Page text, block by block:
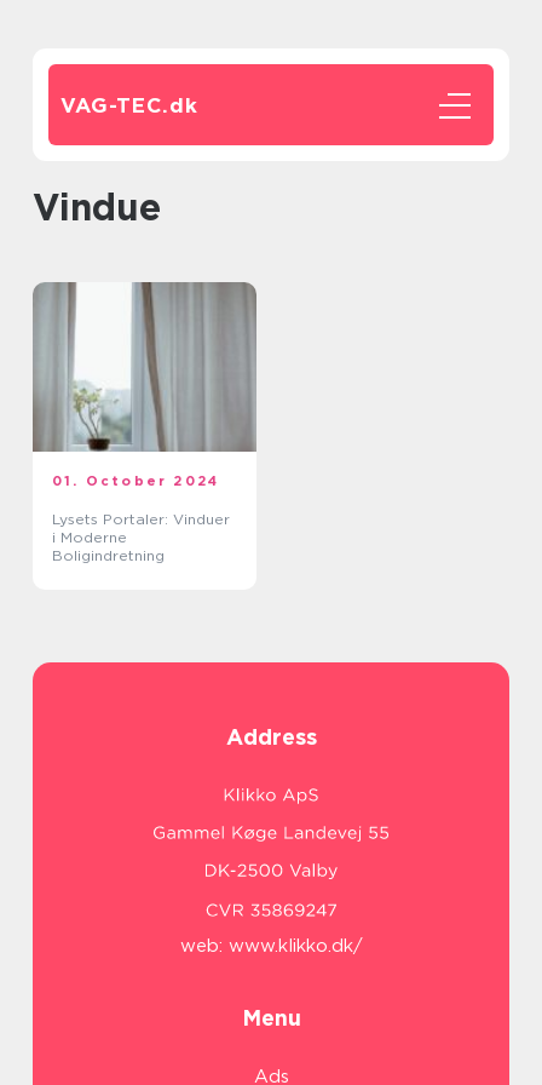
VAG-TEC.dk
Vindue
01. October 2024
Lysets Portaler: Vinduer
i Moderne
Boligindretning
Address
web: www.klikko.dk/
Menu
Ads